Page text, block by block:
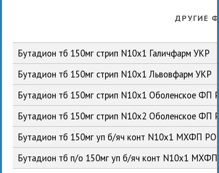
ДРУГИЕ
Бутадион тб 150мг стрип N10x1 Галичфарм УКР
Бутадион тб 150мг стрип N10x1 Львовфарм УКР
Бутадион тб 150мг стрип N10x1 Оболенское ФП
Бутадион тб 150мг стрип N10x2 Оболенское ФП
Бутадион тб 150мг уп б/яч конт N10x1 МХФП
Бутадион тб п/о 150мг уп б/яч конт N10x1